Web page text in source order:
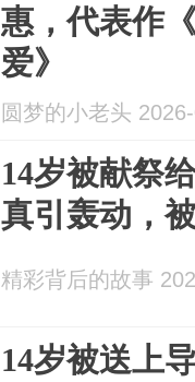
惠，代表作
爱》
圆梦的小老头
14岁被献祭
真引轰动，
精彩背后的故事
14岁被送上